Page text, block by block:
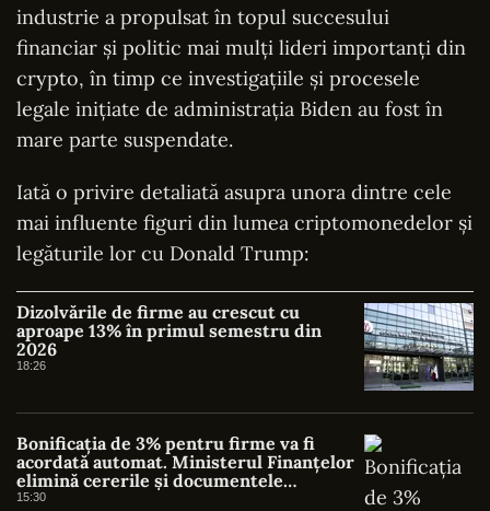
industrie a propulsat în topul succesului
financiar și politic mai mulți lideri importanți din
crypto, în timp ce investigațiile și procesele
legale inițiate de administrația Biden au fost în
mare parte suspendate.
Iată o privire detaliată asupra unora dintre cele
mai influente figuri din lumea criptomonedelor și
legăturile lor cu Donald Trump:
Dizolvările de firme au crescut cu
aproape 13% în primul semestru din
2026
18:26
Bonificația de 3% pentru firme va fi
acordată automat. Ministerul Finanțelor
elimină cererile și documentele
suplimentare
15:30